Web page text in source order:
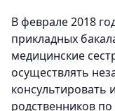
В феврале 2018
прикладных
медицинские
осуществлять
консультировать
родственников